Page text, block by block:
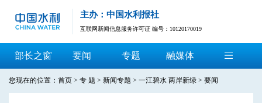
主办：中国水利报社
互联网新闻信息服务许可证 编号：10120170019
部长之窗 要闻 专题 融媒体
您现在的位置： 首页 > 专 题 > 新闻专题 > 一江碧水 两岸新绿 > 要闻